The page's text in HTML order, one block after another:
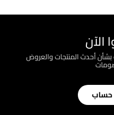
الآن
أحدث المنتجات والعروض
حساب